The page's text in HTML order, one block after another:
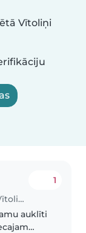
Vītoliņi
Aukles darbs pilsētā Vītoliņi | Babysits
1
auklīti